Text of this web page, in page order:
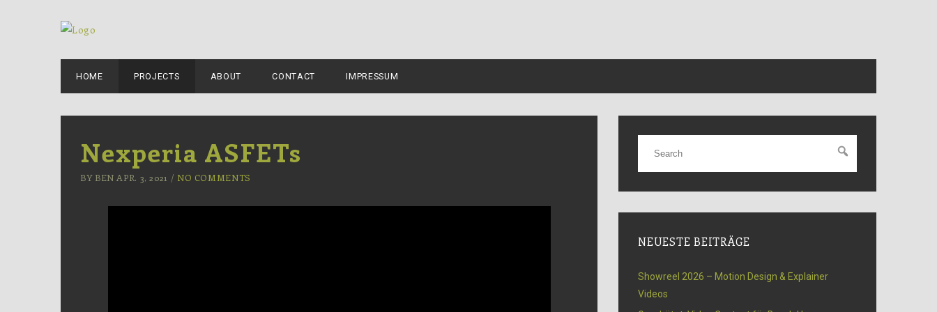
HOME PROJECTS ABOUT CONTACT IMPRESSUM
Nexperia ASFETs
BY BEN APR. 3, 2021 / NO COMMENTS
NEUESTE BEITRÄGE
Showreel 2026 – Motion Design & Explainer
Videos